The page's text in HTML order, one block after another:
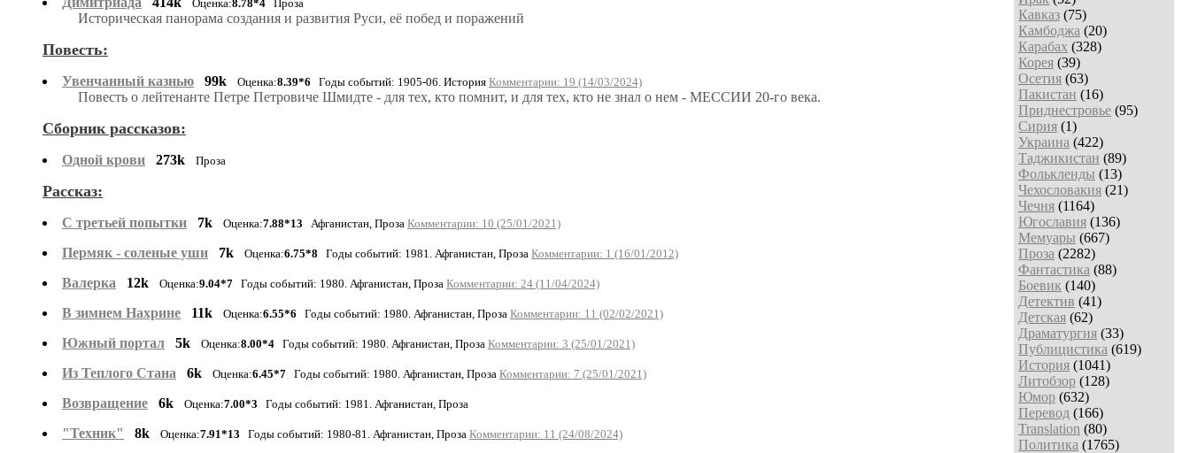
Кавказ (75)
Камбоджа (20)
Карабах (328)
Корея (39)
Осетия (63)
Пакистан (16)
Приднестровье (95)
Сирия (1)
Украина (422)
Таджикистан (89)
Фолькленды (13)
Чехословакия (21)
Чечня (1164)
Югославия (136)
Мемуары (667)
Проза (2282)
Фантастика (88)
Боевик (140)
Детектив (41)
Детская (62)
Драматургия (33)
Публицистика (619)
История (1041)
Литобзор (128)
Юмор (632)
Перевод (166)
Translation (80)
Политика (1765)
Оценка:8.78*4 Проза
Историческая панорама создания и развития Руси, её побед и поражений
Повесть:
Увенчанный казнью 99k Оценка:8.39*6 Годы событий: 1905-06. История Комментарии: 19 (14/03/2024)
Повесть о лейтенанте Петре Петровиче Шмидте - для тех, кто помнит, и для тех, кто не знал о нем - МЕССИИ 20-го века.
Сборник рассказов:
Одной крови 273k Проза
Рассказ:
С третьей попытки 7k Оценка:7.88*13 Афганистан, Проза Комментарии: 10 (25/01/2021)
Пермяк - соленые уши 7k Оценка:6.75*8 Годы событий: 1981. Афганистан, Проза Комментарии: 1 (16/01/2012)
Валерка 12k Оценка:9.04*7 Годы событий: 1980. Афганистан, Проза Комментарии: 24 (11/04/2024)
В зимнем Нахрине 11k Оценка:6.55*6 Годы событий: 1980. Афганистан, Проза Комментарии: 11 (02/02/2021)
Южный портал 5k Оценка:8.00*4 Годы событий: 1980. Афганистан, Проза Комментарии: 3 (25/01/2021)
Из Теплого Стана 6k Оценка:6.45*7 Годы событий: 1980. Афганистан, Проза Комментарии: 7 (25/01/2021)
Возвращение 6k Оценка:7.00*3 Годы событий: 1981. Афганистан, Проза
"Техник" 8k Оценка:7.91*13 Годы событий: 1980-81. Афганистан, Проза Комментарии: 11 (24/08/2024)